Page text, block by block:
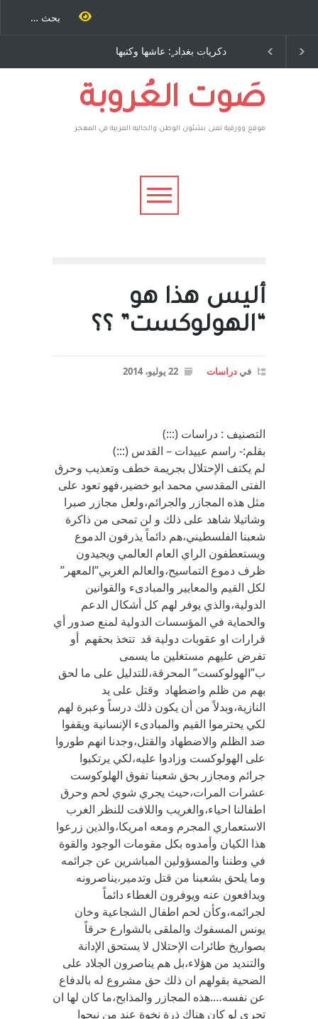
الاستيطان ومسلسل الخداع
المستمر - قلم : راسم عبيدات
ٍ: عاشها وكتبها
المتحدة الامريكية
صَوت العُروبة
موقع وورقية تعنى بشئون الوطن والجاليه العربية في المهجر
أليس هذا هو
“الهولوكست” ؟؟
في دراسات 22 يوليو، 2014
التصنيف : دراسات (:::)
بقلم:- راسم عبيدات – القدس (:::)
لم يكتف الإحتلال بجريمة خطف وتعذيب وحرق
الفتى المقدسي محمد ابو خضير،فهو تعود على
مثل هذه المجازر والجرائم،ولعل مجازر صبرا
وشاتيلا شاهد على ذلك و لن تمحى من ذاكرة
شعبنا الفلسطيني،هم دائماً يذرفون الدموع
ويستعطفون الراي العام العالمي ويجيدون
ظرف دموع التماسيح،والعالم الغربي”المعهر”
لكل القيم والمعايير والمبادىء والقوانين
الدولية،والذي يوفر لهم كل أشكال الدعم
والحماية في المؤسسات الدولية لمنع صدور أي
قرارات او عقوبات دولية قد تتخذ بحقهم أو
تفرض عليهم مستغلين ما يسمى
ب”الهولوكست” المحرقة،للتدليل على ما لحق
بهم من ظلم واضطهاد وقتل على يد
النازية،وبدلاً من أن يكون ذلك درساً وعبرة لهم
لكي يحترموا القيم والمبادىء الإنسانية ويقفوا
ضد الظلم والاضطهاد والقتل،وجدنا انهم طوروا
على الهولوكست وزادوا عليه،لكي يرتكبوا
جرائم ومجازر بحق شعبنا تفوق الهلوكوست
عشرات المرات،حيث يجري شوي لحم وحرق
اطفالنا احياء،والغريب واللافت للنظر الغرب
الاستعماري المجرم ومعه امريكا،والذين زرعوا
هذا الكيان وأمدوه بكل مقومات الوجود والقوة
في وطننا والمسؤولين المباشرين عن جرائمه
وما يلحق بشعبنا من قتل وتدمير،يناصرونه
ويدافعون عنه ويوفرون الغطاء دائماً
لجرائمه،وكأن لحم اطفال الشجاعية وخان
يونس المسفوك والملقى بالشوارع حرقاً
بصواريخ طائرات الإحتلال لا يستحق الإدانة
والتنديد من هؤلاء،بل هم يناصرون الجلاد على
الضحية بقولهم ان ذلك حق مشروع له بالدفاع
عن نفسه….هذه المجازر والمذابح،ما كان لها ان
تجري لو كان هناك ذرة نخوة عند من نبحوا